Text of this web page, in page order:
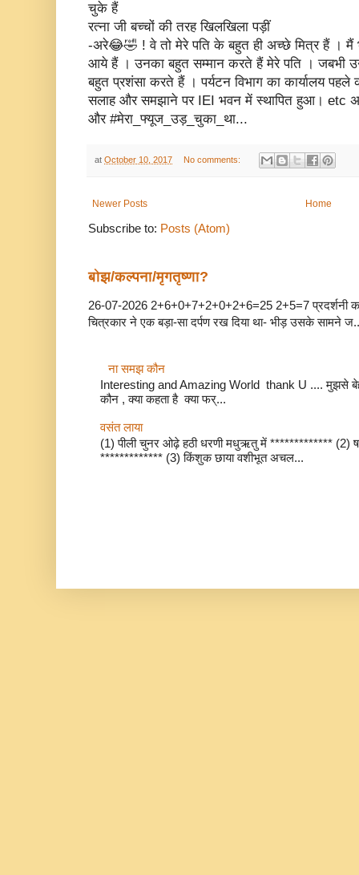
चुके हैं
रत्ना जी बच्चों की तरह खिलखिला पड़ीं
-अरे😂🤣 ! वे तो मेरे पति के बहुत ही अच्छे मित्र हैं । मैं
आये हैं । उनका बहुत सम्मान करते हैं मेरे पति । जबभी
बहुत प्रशंसा करते हैं । पर्यटन विभाग का कार्यालय
सलाह और समझाने पर IEI भवन में स्थापित हुआ। etc
और #मेरा_फ्यूज_उड़_चुका_था...
at October 10, 2017 No comments:
Newer Posts Home
Subscribe to: Posts (Atom)
बोझ/कल्पना/मृगतृष्णा?
26-07-2026 2+6+0+7+2+0+2+6=25 2+5=7 प्रदर्शनी
चित्रकार ने एक बड़ा-सा दर्पण रख दिया था- भीड़ उसके सामने
ना समझ कौन
Interesting and Amazing World thank U .... मुझसे
कौन , क्या कहता है क्या फर्...
वसंत लाया
(1) पीली चुनर ओढ़े हठी धरणी मधुऋतु में ************* (2)
************* (3) किंशुक छाया वशीभूत अचल...